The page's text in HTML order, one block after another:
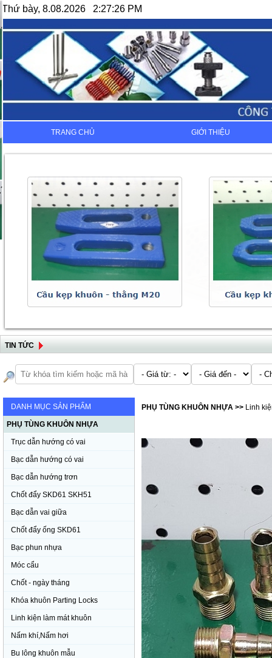
Thứ bày, 8.08.2026 2:27:26 PM
TRANG CHỦ GIỚI THIỆU
TIN TỨC
DANH MỤC SẢN PHẨM
PHỤ TÙNG KHUÔN NHỰA
Trục dẫn hướng có vai
Bạc dẫn hướng có vai
Bạc dẫn hướng trơn
Chốt đẩy SKD61 SKH51
Bạc dẫn vai giữa
Chốt đẩy ống SKD61
Bạc phun nhựa
Móc cẩu
Chốt - ngày tháng
Khóa khuôn Parting Locks
Linh kiện làm mát khuôn
Nấm khí,Nấm hơi
Bu lông khuôn mẫu
PHỤ TÙNG KHUÔN NHỰA >> Linh